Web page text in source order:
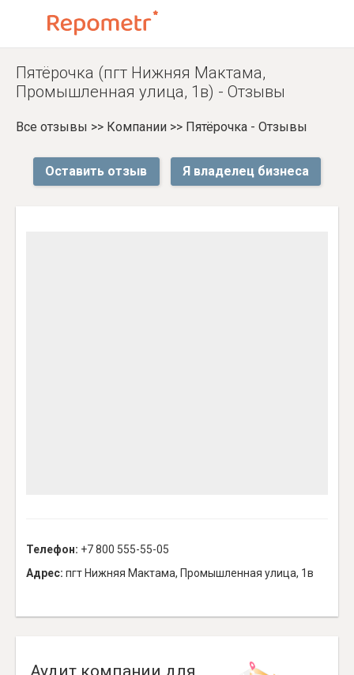
Пятёрочка (пгт Нижняя Мактама,
Промышленная улица, 1в) - Отзывы
Все отзывы >> Компании >> Пятёрочка - Отзывы
Оставить отзыв Я владелец бизнеса
Телефон: +7 800 555-55-05
Адрес: пгт Нижняя Мактама, Промышленная улица, 1в
Аудит компании для